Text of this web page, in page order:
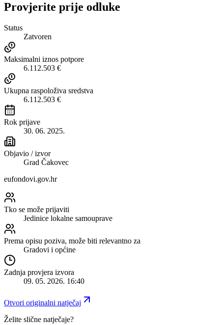
Provjerite prije odluke
Status
Zatvoren
Maksimalni iznos potpore
6.112.503 €
Ukupna raspoloživa sredstva
6.112.503 €
Rok prijave
30. 06. 2025.
Objavio / izvor
Grad Čakovec
eufondovi.gov.hr
Tko se može prijaviti
Jedinice lokalne samouprave
Prema opisu poziva, može biti relevantno za
Gradovi i općine
Zadnja provjera izvora
09. 05. 2026. 16:40
Otvori originalni natječaj
Želite slične natječaje?